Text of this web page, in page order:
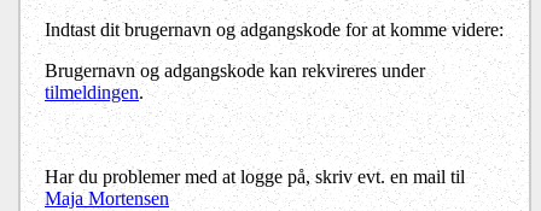
Indtast dit brugernavn og adgangskode for at komme videre:
Brugernavn og adgangskode kan rekvireres under
tilmeldingen.
Har du problemer med at logge på, skriv evt. en mail til
Maja Mortensen